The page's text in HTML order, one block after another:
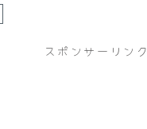
スポンサーリンク